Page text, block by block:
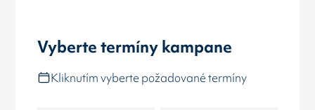
Vyberte termíny kampane
Kliknutím vyberte požadované termíny